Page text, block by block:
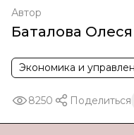
Автор
Баталова
Экономика и
8250 Поделиться